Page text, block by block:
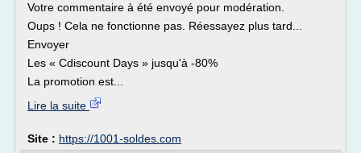
Votre commentaire à été envoyé pour modération.
Oups ! Cela ne fonctionne pas. Réessayez plus tard...
Envoyer
Les « Cdiscount Days » jusqu'à -80%
La promotion est...
Lire la suite
Site : https://1001-soldes.com